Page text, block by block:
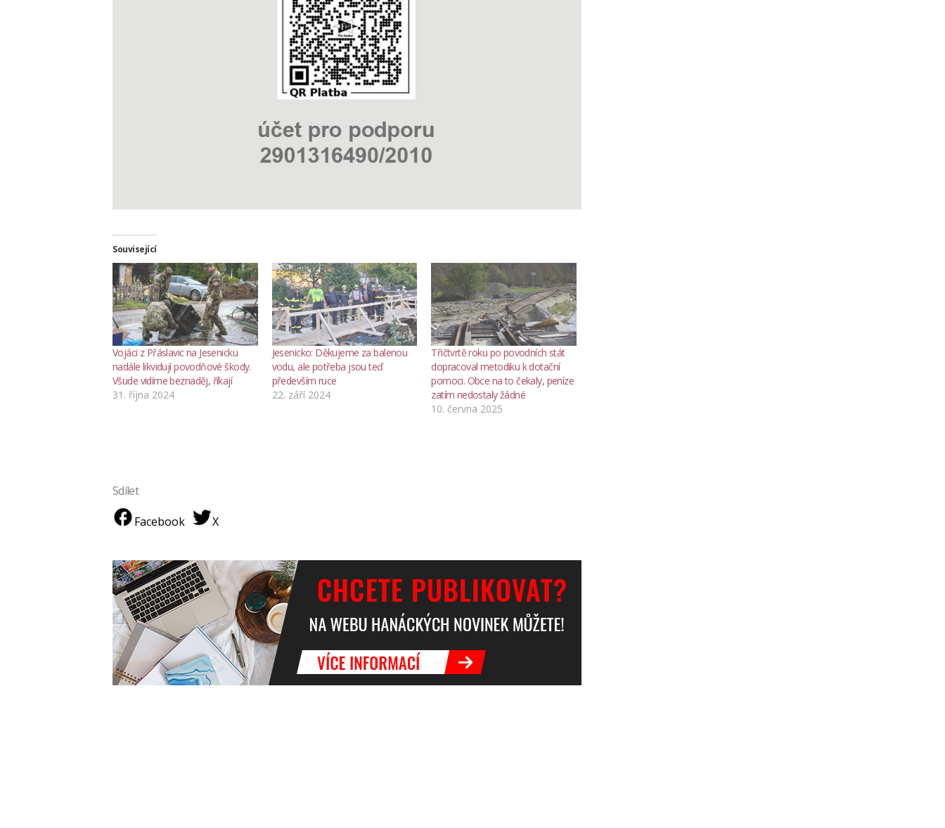
Související
Vojáci z Přáslavic na Jesenicku
nadále likvidují povodňové škody.
Všude vidíme beznaděj, říkají
31. října 2024
Jesenicko: Děkujeme za balenou
vodu, ale potřeba jsou teď
především ruce
22. září 2024
Třičtvrtě roku po povodních stát
dopracoval metodiku k dotační
pomoci. Obce na to čekaly, peníze
zatím nedostaly žádné
10. června 2025
Sdílet
Facebook
X